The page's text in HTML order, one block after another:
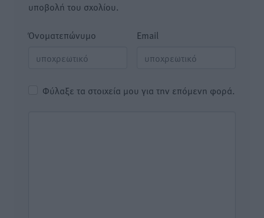
υποβολή του σχολίου.
Όνοματεπώνυμο Email
Φύλαξε τα στοιχεία μου για την επόμενη φορά.